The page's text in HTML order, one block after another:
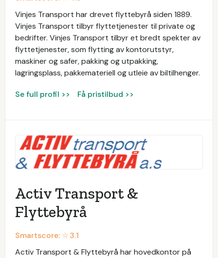
Vinjes Transport har drevet flyttebyrå siden 1889.
Vinjes Transport tilbyr flyttetjenester til private og
bedrifter. Vinjes Transport tilbyr et bredt spekter av
flyttetjenester, som flytting av kontorutstyr,
maskiner og safer, pakking og utpakking,
lagringsplass, pakkemateriell og utleie av biltilhenger.
Se full profil >> Få pristilbud >>
Activ Transport &
Flyttebyrå
Smartscore: ☆3.1
Activ Transport & Flyttebyrå har hovedkontor på